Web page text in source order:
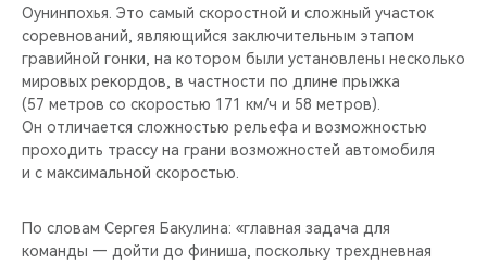
Оунинпохья. Это самый скоростной и сложный участок
соревнований, являющийся заключительным этапом
гравийной гонки, на котором были установлены несколько
мировых рекордов, в частности по длине прыжка
(57 метров со скоростью 171 км/ч и 58 метров).
Он отличается сложностью рельефа и возможностью
проходить трассу на грани возможностей автомобиля
и с максимальной скоростью.
По словам Сергея Бакулина: «главная задача для
команды — дойти до финиша, поскольку трехдневная